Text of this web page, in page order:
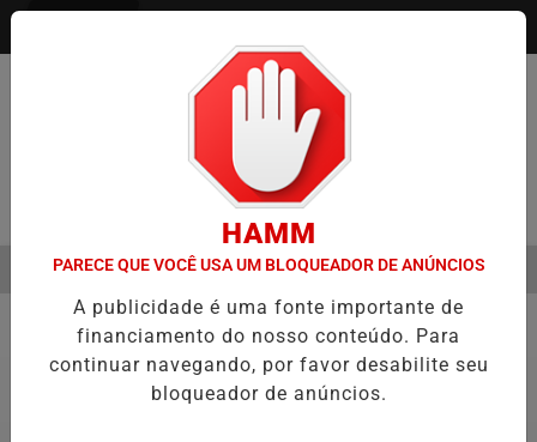
Pesquisar Notícia
TECNOLOGIA E INOVAÇÃO PARA ESTUDANTES DA ESCOLA
EM ALTA
MENU
Prefeitura Piracicaba
HAMM
PARECE QUE VOCÊ USA UM BLOQUEADOR DE ANÚNCIOS
A publicidade é uma fonte importante de
financiamento do nosso conteúdo. Para
continuar navegando, por favor desabilite seu
bloqueador de anúncios.